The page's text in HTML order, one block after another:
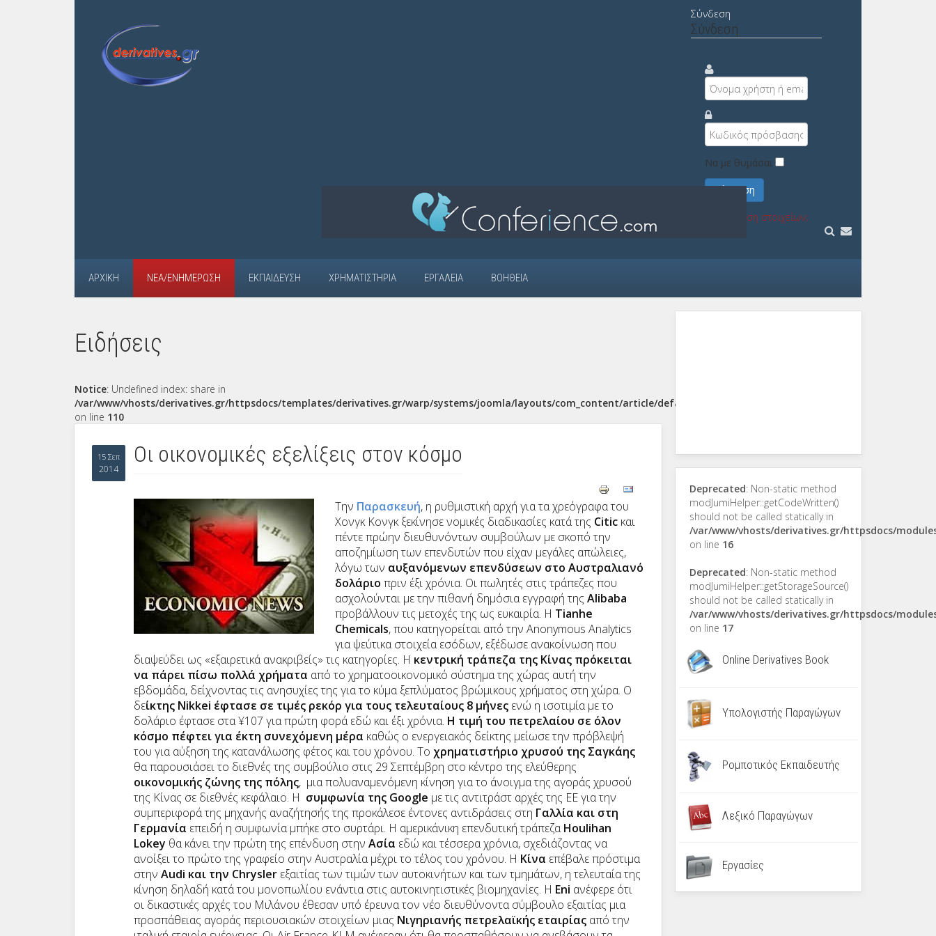
Σύνδεση
Σύνδεση
Να με θυμάσαι
Σύνδεση
Υπενθύμιση στοιχείων;
ΑΡΧΙΚΉ ΝΈΑ/ΕΝΗΜΈΡΩΣΗ ΕΚΠΑΊΔΕΥΣΗ ΧΡΗΜΑΤΙΣΤΉΡΙΑ ΕΡΓΑΛΕΊΑ ΒΟΉΘΕΙΑ
Ειδήσεις
Notice: Undefined index: share in
/var/www/vhosts/derivatives.gr/httpsdocs/templates/derivatives.gr/warp/systems/joomla/layouts/com_content/article/default.php
on line 110
15 Σεπ
2014
Οι οικονομικές εξελίξεις στον κόσμο
Την Παρασκευή, η ρυθμιστική αρχή για τα χρεόγραφα του
Χονγκ Κονγκ ξεκίνησε νομικές διαδικασίες κατά της Citic και
πέντε πρώην διευθυνόντων συμβούλων με σκοπό την
αποζημίωση των επενδυτών που είχαν μεγάλες απώλειες,
λόγω των αυξανόμενων επενδύσεων στο Αυστραλιανό
δολάριο πριν έξι χρόνια. Οι πωλητές στις τράπεζες που
ασχολούνται με την πιθανή δημόσια εγγραφή της Alibaba
προβάλλουν τις μετοχές της ως ευκαιρία. Η Tianhe
Chemicals, που κατηγορείται από την Anonymous Analytics
για ψεύτικα στοιχεία εσόδων, εξέδωσε ανακοίνωση που
διαψεύδει ως «εξαιρετικά ανακριβείς» τις κατηγορίες. Η κεντρική τράπεζα της Κίνας πρόκειται
να πάρει πίσω πολλά χρήματα από το χρηματοοικονομικό σύστημα της χώρας αυτή την
εβδομάδα, δείχνοντας τις ανησυχίες της για το κύμα ξεπλύματος βρώμικους χρήματος στη χώρα. Ο
δείκτης Nikkei έφτασε σε τιμές ρεκόρ για τους τελευταίους 8 μήνες ενώ η ισοτιμία με το
δολάριο έφτασε στα ¥107 για πρώτη φορά εδώ και έξι χρόνια. Η τιμή του πετρελαίου σε όλον
κόσμο πέφτει για έκτη συνεχόμενη μέρα καθώς ο ενεργειακός δείκτης μείωσε την πρόβλεψή
του για αύξηση της κατανάλωσης φέτος και του χρόνου. Το χρηματιστήριο χρυσού της Σαγκάης
θα παρουσιάσει το διεθνές της συμβούλιο στις 29 Σεπτέμβρη στο κέντρο της ελεύθερης
οικονομικής ζώνης της πόλης, μια πολυαναμενόμενη κίνηση για το άνοιγμα της αγοράς χρυσού
της Κίνας σε διεθνές κεφάλαιο. Η συμφωνία της Google με τις αντιτράστ αρχές της ΕΕ για την
συμπεριφορά της μηχανής αναζήτησής της προκάλεσε έντονες αντιδράσεις στη Γαλλία και στη
Γερμανία επειδή η συμφωνία μπήκε στο συρτάρι. Η αμερικάνικη επενδυτική τράπεζαHoulihan
Lokey θα κάνει την πρώτη της επένδυση στην Ασία εδώ και τέσσερα χρόνια, σχεδιάζοντας να
ανοίξει το πρώτο της γραφείο στην Αυστραλία μέχρι το τέλος του χρόνου. Η Κίνα επέβαλε πρόστιμα
στην Audi και την Chrysler εξαιτίας των τιμών των αυτοκινήτων και των τμημάτων, η τελευταία της
κίνηση δηλαδή κατά του μονοπωλίου ενάντια στις αυτοκινητιστικές βιομηχανίες. Η Eni ανέφερε ότι
οι δικαστικές αρχές του Μιλάνου έθεσαν υπό έρευνα τον νέο διευθύνοντα σύμβουλο εξαιτίας μια
προσπάθειας αγοράς περιουσιακών στοιχείων μιας Νιγηριανής πετρελαϊκής εταιρίας από την
Deprecated: Non-static method
modJumiHelper::getCodeWritten()
should not be called statically in
/var/www/vhosts/derivatives.gr/httpsdocs/
on line 16
Deprecated: Non-static method
modJumiHelper::getStorageSource()
should not be called statically in
/var/www/vhosts/derivatives.gr/httpsdocs/
on line 17
Online Derivatives Book
Υπολογιστής Παραγώγων
Ρομποτικός Εκπαιδευτής
Λεξικό Παραγώγων
Εργασίες